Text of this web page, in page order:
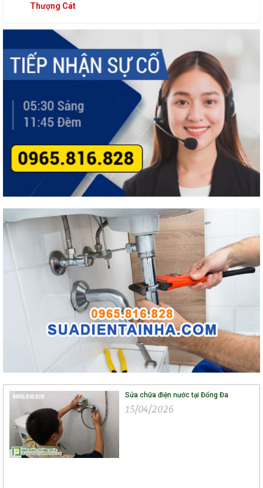
Thượng Cát
Sửa chữa điện nước tại Đống Đa
15/04/2026